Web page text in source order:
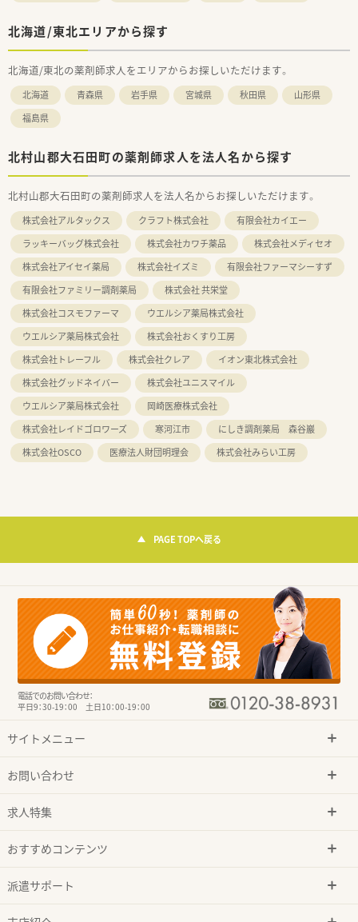
北海道/東北エリアから探す
北海道/東北の薬剤師求人をエリアからお探しいただけます。
北海道 青森県 岩手県 宮城県 秋田県
山形県
福島県
北村山郡大石田町の薬剤師求人を法人名から探す
北村山郡大石田町の薬剤師求人を法人名からお探しいただけます。
株式会社アルタックス クラフト株式会社
有限会社カイエー
ラッキーバッグ株式会社
株式会社カワチ薬品
株式会社メディセオ
株式会社アイセイ薬局
株式会社イズミ
有限会社ファーマシーすず
有限会社ファミリー調剤薬局
株式会社 共栄堂
株式会社コスモファーマ
ウエルシア薬局株式会社
ウエルシア薬局株式会社
株式会社おくすり工房
株式会社トレーフル
株式会社クレア
イオン東北株式会社
株式会社グッドネイバー
株式会社ユニスマイル
ウエルシア薬局株式会社
岡崎医療株式会社
株式会社レイドゴロワーズ
寒河江市
にしき調剤薬局 森谷巖
株式会社OSCO
医療法人財団明理会 株式会社みらい工房
PAGE TOPへ戻る
電話でのお問い合わせ：
平日9：30-19：00 土日10：00-19：00
サイトメニュー
お問い合わせ
求人特集
おすすめコンテンツ
派遣サポート